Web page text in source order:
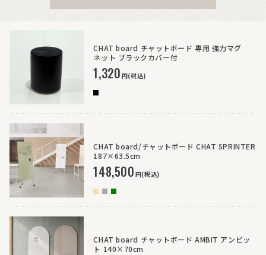
CHAT board チャットボード 専用 強力マグ
ネット ブラックカバー付
1,320円(税込)
CHAT board/チャットボード CHAT SPRINTER
187×63.5cm
148,500円(税込)
CHAT board チャットボード AMBIT アンビッ
ト 140×70cm